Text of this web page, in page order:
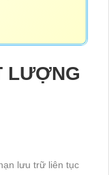
LƯỢNG
lưu trữ liên tục